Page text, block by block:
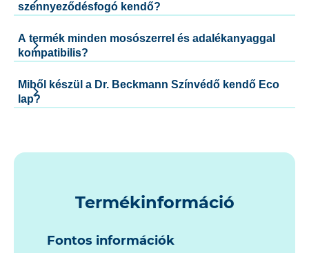
szennyeződésfogó kendő?
A termék minden mosószerrel és adalékanyaggal
kompatibilis?
Miből készül a Dr. Beckmann Színvédő kendő Eco
lap?
Termékinformáció
Fontos információk